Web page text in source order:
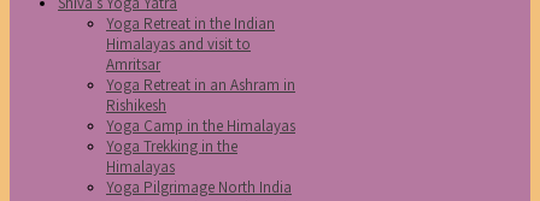
Yoga Retreat in the Indian
Himalayas and visit to
Amritsar
Yoga Retreat in an Ashram in
Rishikesh
Yoga Camp in the Himalayas
Yoga Trekking in the
Himalayas
Yoga Pilgrimage North India